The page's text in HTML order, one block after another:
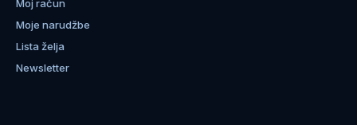
Moj račun
Moje narudžbe
Lista želja
Newsletter